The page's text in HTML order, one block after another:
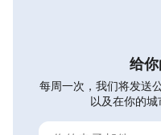
给你
每周一次，我们将发送
以及在你的城